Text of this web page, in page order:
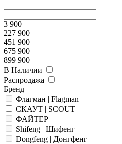
3 900
227 900
451 900
675 900
899 900
В Наличии
Распродажа
Бренд
Флагман | Flagman
СКАУТ | SCOUT
ФАЙТЕР
Shifeng | Шифенг
Dongfeng | Донгфенг